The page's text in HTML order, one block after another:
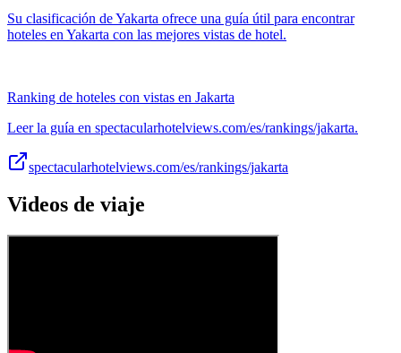
Su clasificación de Yakarta ofrece una guía útil para encontrar
hoteles en Yakarta con las mejores vistas de hotel.
Ranking de hoteles con vistas en Jakarta
Leer la guía en spectacularhotelviews.com/es/rankings/jakarta.
spectacularhotelviews.com/es/rankings/jakarta
Videos de viaje